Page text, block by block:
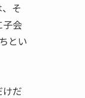
そ
子会
とい
だ